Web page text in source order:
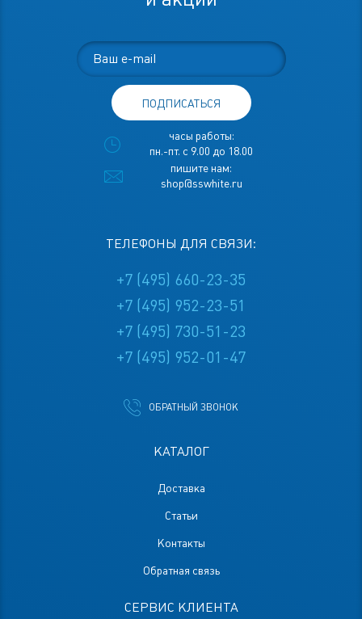
КАТАЛОГ
Доставка
Статьи
Контакты
Обратная связь
СЕРВИС КЛИЕНТА
ПОДПИСАТЬСЯ
часы работы:
пн.-пт. с 9.00 до 18.00
пишите нам:
shop@sswhite.ru
ТЕЛЕФОНЫ ДЛЯ СВЯЗИ:
+7 (495) 660-23-35
+7 (495) 952-23-51
+7 (495) 730-51-23
+7 (495) 952-01-47
ОБРАТНЫЙ ЗВОНОК